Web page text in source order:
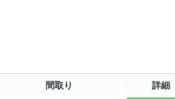
間取り 詳細